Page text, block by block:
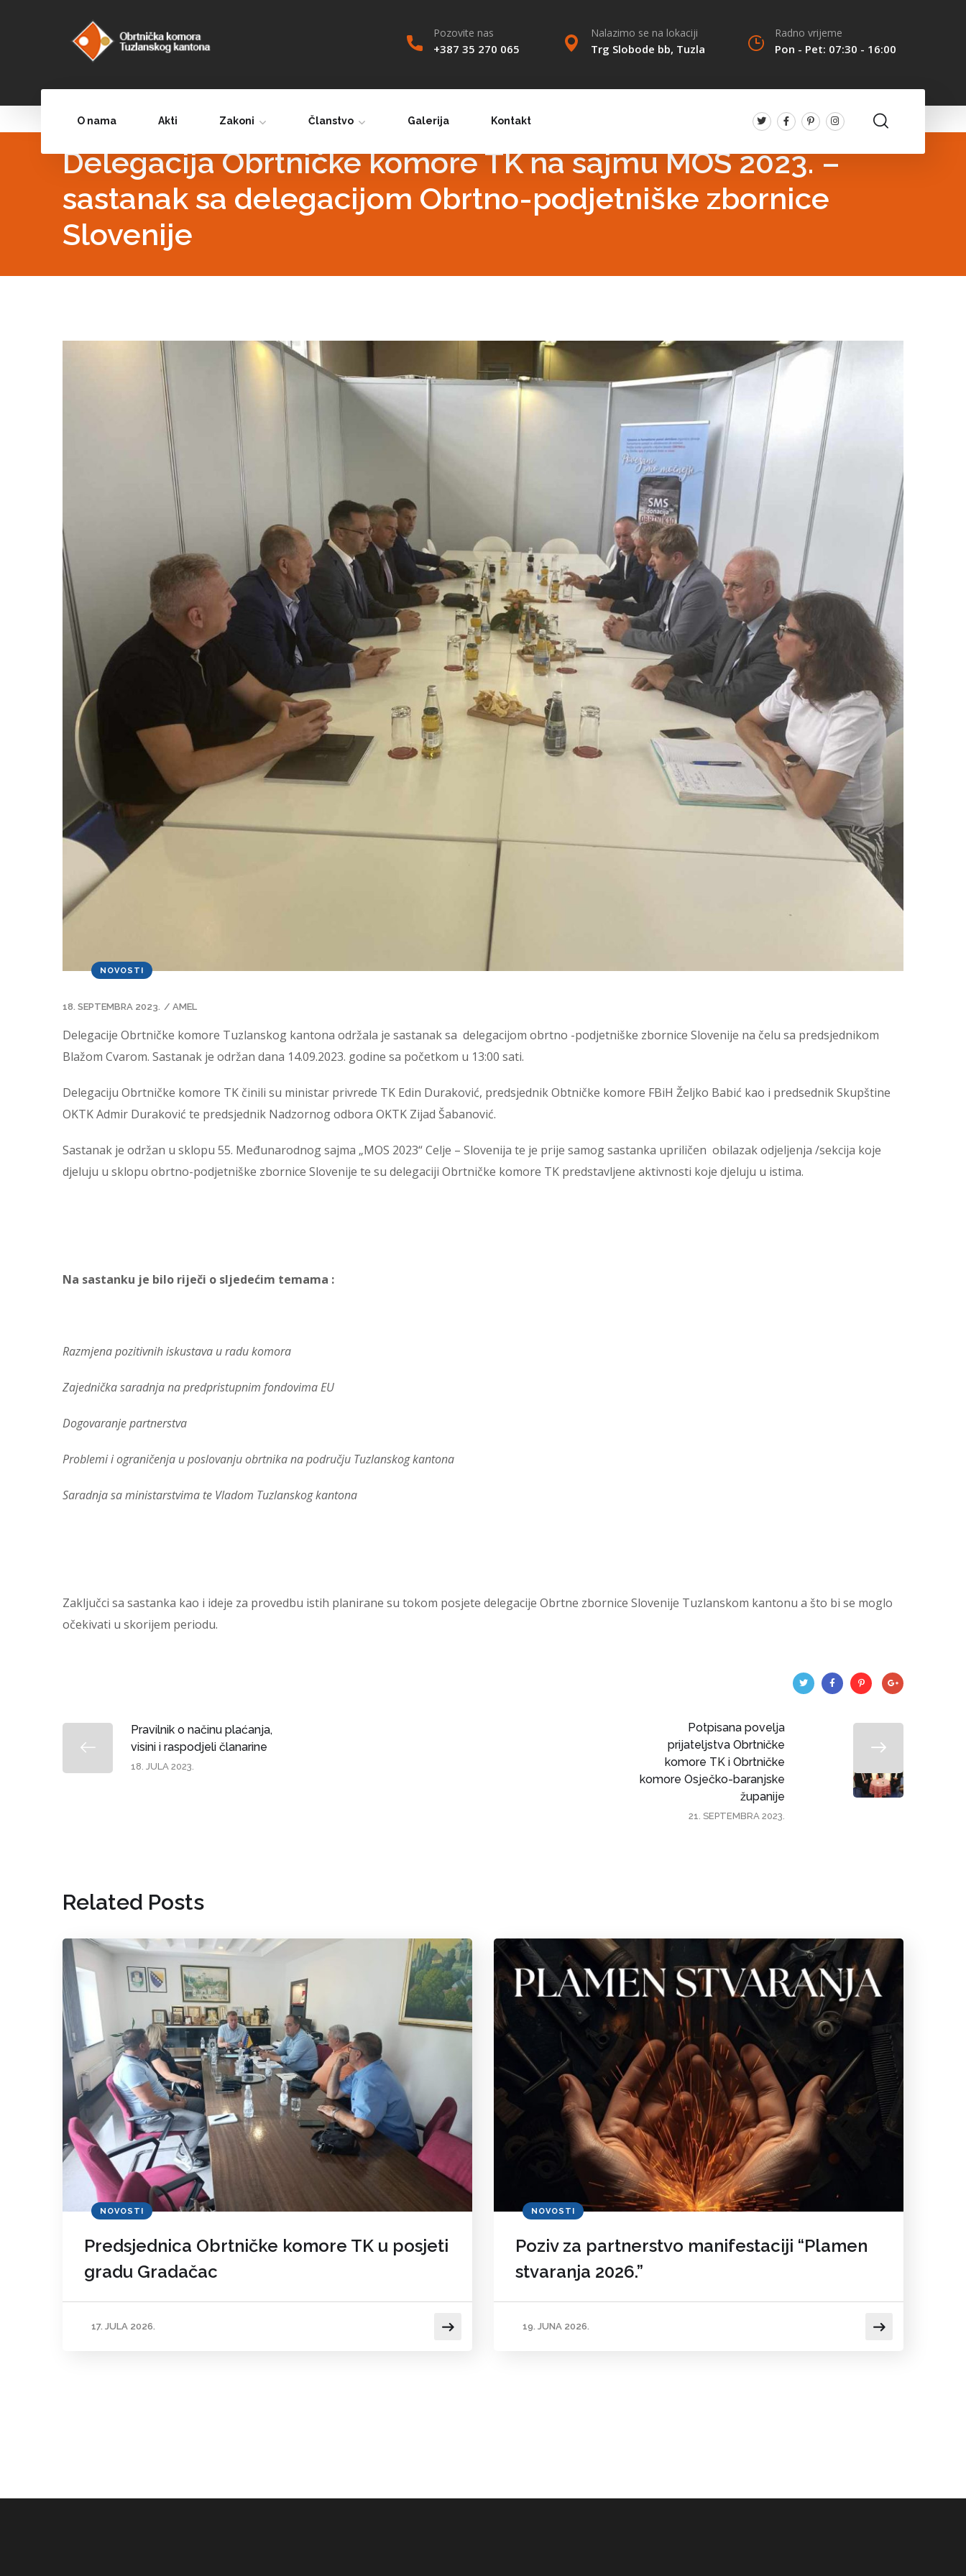
Pozovite nas
+387 35 270 065
Nalazimo se na lokaciji
Trg Slobode bb, Tuzla
Radno vrijeme
Pon - Pet: 07:30 - 16:00
O nama Akti Zakoni Članstvo Galerija Kontakt
Delegacija Obrtničke komore TK na sajmu MOS 2023. –
sastanak sa delegacijom Obrtno-podjetniške zbornice
Slovenije
NOVOSTI
18. SEPTEMBRA 2023. / AMEL
Delegacije Obrtničke komore Tuzlanskog kantona održala je sastanak sa delegacijom obrtno -podjetniške zbornice Slovenije na čelu sa predsjednikom
Blažom Cvarom. Sastanak je održan dana 14.09.2023. godine sa početkom u 13:00 sati.
Delegaciju Obrtničke komore TK činili su ministar privrede TK Edin Duraković, predsjednik Obtničke komore FBiH Željko Babić kao i predsednik Skupštine
OKTK Admir Duraković te predsjednik Nadzornog odbora OKTK Zijad Šabanović.
Sastanak je održan u sklopu 55. Međunarodnog sajma „MOS 2023“ Celje – Slovenija te je prije samog sastanka upriličen obilazak odjeljenja /sekcija koje
djeluju u sklopu obrtno-podjetniške zbornice Slovenije te su delegaciji Obrtničke komore TK predstavljene aktivnosti koje djeluju u istima.
Na sastanku je bilo riječi o sljedećim temama :
Razmjena pozitivnih iskustava u radu komora
Zajednička saradnja na predpristupnim fondovima EU
Dogovaranje partnerstva
Problemi i ograničenja u poslovanju obrtnika na području Tuzlanskog kantona
Saradnja sa ministarstvima te Vladom Tuzlanskog kantona
Zaključci sa sastanka kao i ideje za provedbu istih planirane su tokom posjete delegacije Obrtne zbornice Slovenije Tuzlanskom kantonu a što bi se moglo
očekivati u skorijem periodu.
Pravilnik o načinu plaćanja,
visini i raspodjeli članarine
18. JULA 2023.
Potpisana povelja
prijateljstva Obrtničke
komore TK i Obrtničke
komore Osječko-baranjske
županije
21. SEPTEMBRA 2023.
Related Posts
NOVOSTI
Predsjednica Obrtničke komore TK u posjeti
gradu Gradačac
17. JULA 2026.
NOVOSTI
Poziv za partnerstvo manifestaciji “Plamen
stvaranja 2026.”
19. JUNA 2026.